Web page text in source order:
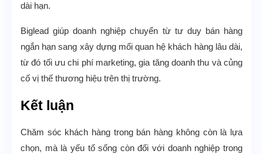
dài hạn.
Biglead giúp doanh nghiệp chuyển từ tư duy bán hàng
ngắn hạn sang xây dựng mối quan hệ khách hàng lâu dài,
từ đó tối ưu chi phí marketing, gia tăng doanh thu và củng
cố vị thế thương hiệu trên thị trường.
Kết luận
Chăm sóc khách hàng trong bán hàng không còn là lựa
chọn, mà là yếu tố sống còn đối với doanh nghiệp trong